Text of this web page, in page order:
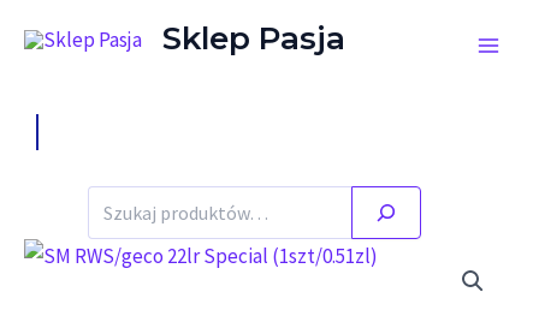
Sklep Pasja